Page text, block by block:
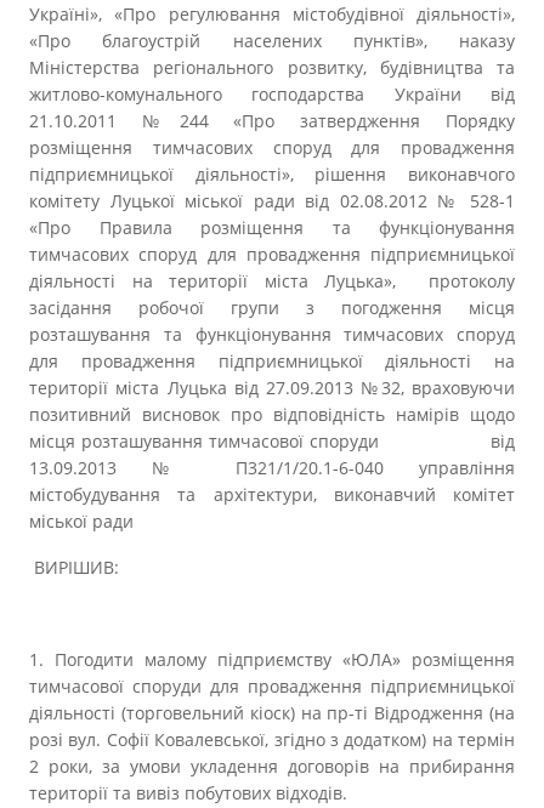
Україні», «Про регулювання містобудівної діяльності»,
«Про благоустрій населених пунктів», наказу
Міністерства регіонального розвитку, будівництва та
житлово-комунального господарства України від
21.10.2011 №244 «Про затвердження Порядку
розміщення тимчасових споруд для провадження
підприємницької діяльності», рішення виконавчого
комітету Луцької міської ради від 02.08.2012 № 528-1
«Про Правила розміщення та функціонування
тимчасових споруд для провадження підприємницької
діяльності на території міста Луцька», протоколу
засідання робочої групи з погодження місця
розташування та функціонування тимчасових споруд
для провадження підприємницької діяльності на
території міста Луцька від 27.09.2013 №32, враховуючи
позитивний висновок про відповідність намірів щодо
місця розташування тимчасової споруди від
13.09.2013 № П321/1/20.1-6-040 управління
містобудування та архітектури, виконавчий комітет
міської ради
ВИРІШИВ:
1. Погодити малому підприємству «ЮЛА» розміщення
тимчасової споруди для провадження підприємницької
діяльності (торговельний кіоск) на пр-ті Відродження (на
розі вул. Софії Ковалевської, згідно з додатком) на термін
2 роки, за умови укладення договорів на прибирання
території та вивіз побутових відходів.